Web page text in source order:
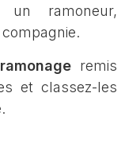
ramoneur,
remis
et classez-les